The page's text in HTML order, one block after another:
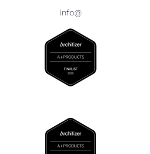
info@